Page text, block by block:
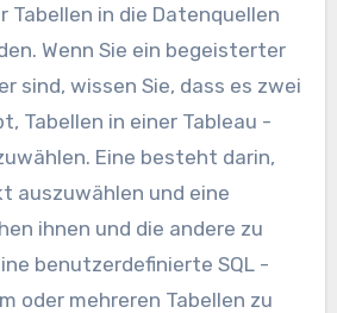
Tabellen in die Datenquellen
Wenn Sie ein begeisterter
sind, wissen Sie, dass es zwei
Tabellen in einer Tableau -
Eine besteht darin,
auszuwählen und eine
ihnen und die andere zu
benutzerdefinierte SQL -
oder mehreren Tabellen zu